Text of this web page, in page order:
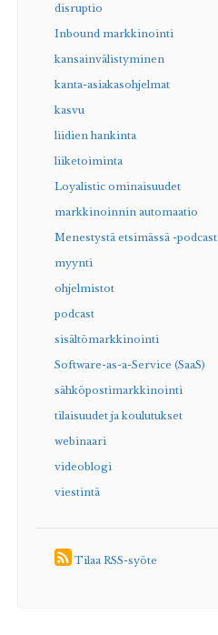
disruptio
Inbound markkinointi
kansainvälistyminen
kanta-asiakasohjelmat
kasvu
liidien hankinta
liiketoiminta
Loyalistic ominaisuudet
markkinoinnin automaatio
Menestystä etsimässä -podcast
myynti
ohjelmistot
podcast
sisältömarkkinointi
Software-as-a-Service (SaaS)
sähköpostimarkkinointi
tilaisuudet ja koulutukset
webinaari
videoblogi
viestintä
Tilaa RSS-syöte